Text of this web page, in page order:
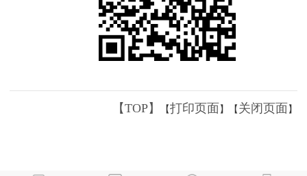
【TOP】 【打印页面 】【 关闭页面 】